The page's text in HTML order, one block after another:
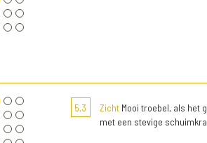
5,3 ZichtMooi troebel, als het
met een stevige